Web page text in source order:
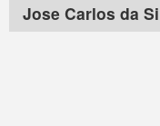
Jose Carlos da